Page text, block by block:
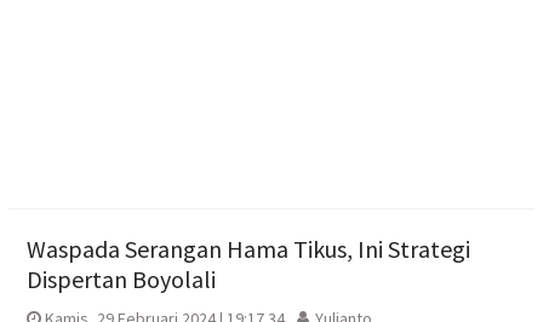
Waspada Serangan Hama Tikus, Ini Strategi
Dispertan Boyolali